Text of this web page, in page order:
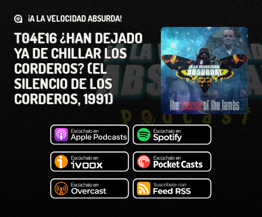
¡A LA VELOCIDAD ABSURDA!
T04E16 ¿HAN DEJADO
YA DE CHILLAR LOS
CORDEROS? (EL
SILENCIO DE LOS
CORDEROS, 1991)